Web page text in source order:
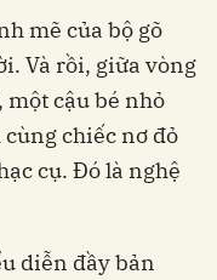
mẽ của bộ gõ
Và rồi, giữa vòng
cậu bé nhỏ
chiếc nơ đỏ
cụ. Đó là nghệ
diễn đầy bản